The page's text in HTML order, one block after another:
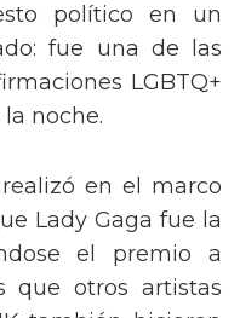
político en un
fue una de las
LGBTQ+
noche.
en el marco
Lady Gaga fue la
el premio a
que otros artistas